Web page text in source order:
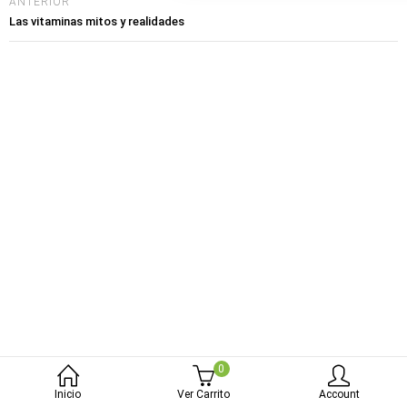
Inicio
0
Ver Carrito
Account
Las vitaminas mitos y realidades